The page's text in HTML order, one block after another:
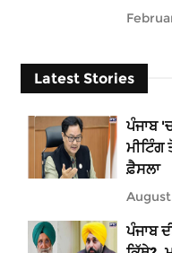
Latest Stories
ਪੰਜਾਬ
ਮੀਟਿੰਗ
ਫ਼ੈਸਲਾ
ਪੰਜਾਬ